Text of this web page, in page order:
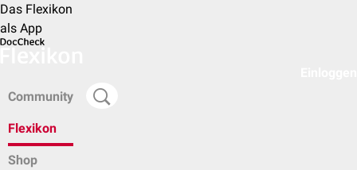
Das Flexikon
als App
Community
Flexikon
Shop